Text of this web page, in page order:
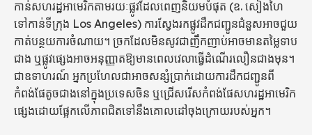
កាន់សហរដ្ឋអាមេរិកតាមរយៈផ្លូវដែលពេញនិយមបំផុត (ឧ. សៀងហៃ
ទៅកាន់ទីក្រុង Los Angeles) ការស្វែងរកផ្លូវដឹកជញ្ជូនជំនួសអាចជួយ
កាត់បន្ថយការចំណាយ។ ច្រកដែលមិនសូវជាញឹកញាប់អាចមានតម្លៃទាប
ជាង ឬផ្លូវផ្សេងអាចអនុញ្ញាតឱ្យមានពេលវេលាធ្វើដំណើរលឿនជាងមុន។
ជាឧទាហរណ៍ អ្នកប្រហែលជាអាចសន្សំប្រាក់ដោយការដឹកជញ្ជូនពី
កំពង់ផែតូចជាងនៅក្នុងប្រទេសចិន ឬជ្រើសរើសកំពង់ផែសហរដ្ឋអាមេរិក
ផ្សេងដោយផ្អែកលើភាពជិតទៅនឹងគោលដៅចុងក្រោយរបស់អ្នក។